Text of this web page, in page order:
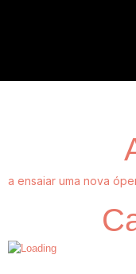
a ensaiar uma nova